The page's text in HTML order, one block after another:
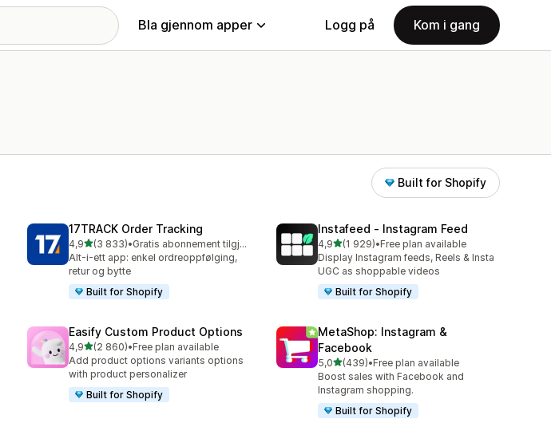
Bla gjennom apper Logg på Kom i gang
Built for Shopify
17TRACK Order Tracking
4,9av 5 stjerner
(3 833)
Totalt 3833 omtaler
•
Gratis abonnement tilgjengelig
Alt-i-ett app: enkel ordreoppfølging,
retur og bytte
Built for Shopify
Instafeed ‑ Instagram Feed
4,9av 5 stjerner
(1 929)
Totalt 1929 omtaler
•Free plan available
Display Instagram feeds, Reels & Insta
UGC as shoppable videos
Built for Shopify
Easify Custom Product Options
4,9av 5 stjerner
(2 860)
Totalt 2860 omtaler
•Free plan available
Add product options variants options
with product personalizer
Built for Shopify
MetaShop: Instagram &
Facebook
5,0av 5 stjerner
(439)
Totalt 439 omtaler
•Free plan available
Boost sales with Facebook and
Instagram shopping.
Built for Shopify